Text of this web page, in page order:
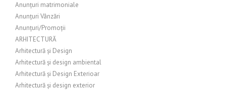
Anunțuri matrimoniale
Anunțuri Vânzări
Anunțuri/Promoții
ARHITECTURĂ
Arhitectură și Design
Arhitectură și design ambiental
Arhitectură și Design Exterioar
Arhitectură și design exterior